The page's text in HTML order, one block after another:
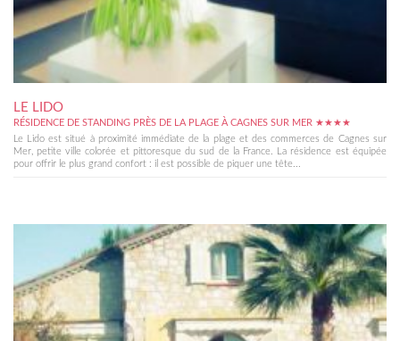
LE LIDO
RÉSIDENCE DE STANDING PRÈS DE LA PLAGE À CAGNES SUR MER ★★★★
Le Lido est situé à proximité immédiate de la plage et des commerces de Cagnes sur
Mer, petite ville colorée et pittoresque du sud de la France. La résidence est équipée
pour offrir le plus grand confort : il est possible de piquer une tête...